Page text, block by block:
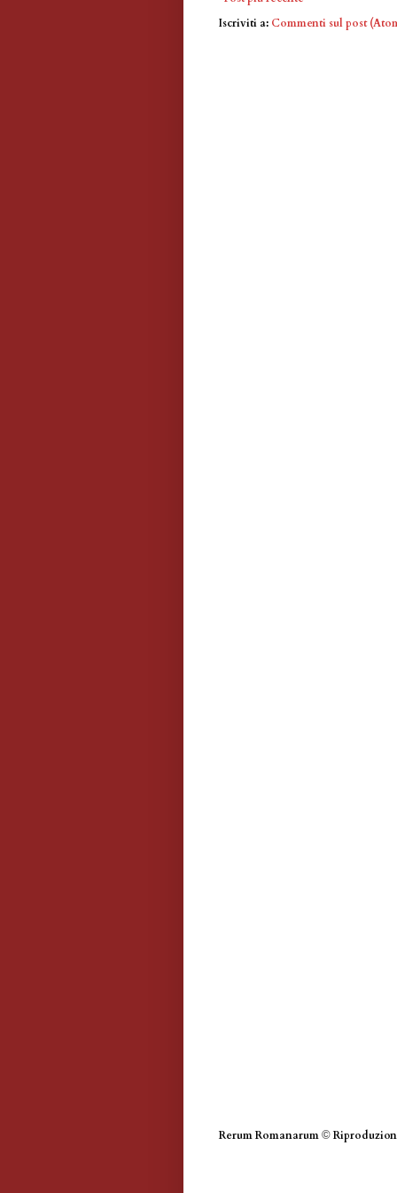
Iscriviti a: Commenti sul post
Rerum Romanarum ©